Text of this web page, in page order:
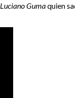
Luciano Gumaquien